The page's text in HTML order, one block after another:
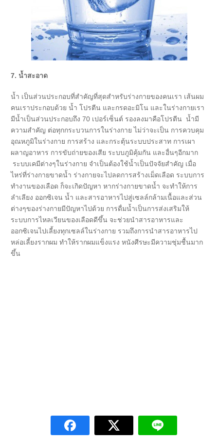
7. น้ำสะอาด
น้ำ เป็นส่วนประกอบที่สำคัญที่สุดสำหรับร่างกายของคนเรา เส้นผม
คนเราประกอบด้วย น้ำ โปรตีน และกรดอะมิโน และในร่างกายเรา
มีน้ำเป็นส่วนประกอบถึง 70 เปอร์เซ็นต์ รองลงมาคือโปรตีน น้ำมี
ความสำคัญ ต่อทุกกระบวนการในร่างกาย ไม่ว่าจะเป็น การควบคุม
อุณหภูมิในร่างกาย การสร้าง และกระตุ้นระบบประสาท การเผา
ผลาญอาหาร การขับถ่ายของเสีย ระบบภูมิคุ้มกัน และอื่นๆอีกมาก
ระบบเคมีต่างๆในร่างกาย จำเป็นต้องใช้น้ำเป็นปัจจัยสำคัญ เมื่อ
ไหร่ที่ร่างกายขาดน้ำ ร่างกายจะไปลดการสร้างเม็ดเลือด ระบบการ
ทำงานของเลือด ก็จะเกิดปัญหา หากร่างกายขาดน้ำ จะทำให้การ
ลำเลียง ออกซิเจน น้ำ และสารอาหารไปสู่เซลล์กล้ามเนื้อและส่วน
ต่างๆของร่างกายมีปัญหาไปด้วย การดื่มน้ำเป็นการส่งเสริมให้
ระบบการไหลเวียนของเลือดดีขึ้น จะช่วยนำสารอาหารและ
ออกซิเจนไปเลี้ยงทุกเซลล์ในร่างกาย รวมถึงการนำสารอาหารไป
หล่อเลี้ยงรากผม ทำให้รากผมแข็งแรง หนังศีรษะมีความชุ่มชื้นมาก
ขึ้น